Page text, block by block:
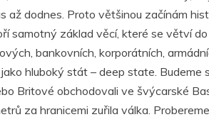
až dodnes. Proto většinou začínám
samotný základ věcí, které se větví
bankovních, korporátních,
hluboký stát – deep state. Budeme
Britové obchodovali ve švýcarské
za hranicemi zuřila válka.